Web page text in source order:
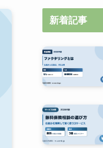
新着記事